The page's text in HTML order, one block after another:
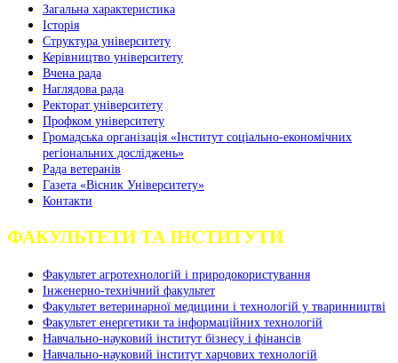
Загальна характеристика
Історія
Структура університету
Керівництво університету
Вчена рада
Наглядова рада
Ректорат університету
Профком університету
Громадська організація «Інститут соціально-економічних
регіональних досліджень»
Рада ветеранів
Газета «Вісник Університету»
Контакти
ФАКУЛЬТЕТИ ТА ІНСТИТУТИ
Факультет агротехнологій і природокористування
Інженерно-технічний факультет
Факультет ветеринарної медицини і технологій у тваринництві
Факультет енергетики та інформаційних технологій
Навчально-науковий інститут бізнесу і фінансів
Навчально-науковий інститут харчових технологій